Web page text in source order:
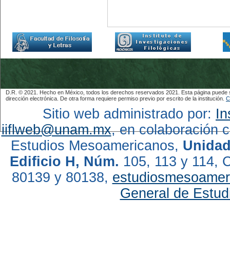
D.R. © 2021. Hecho en México, todos los derechos reservados 2021. Esta página
dirección electrónica. De otra forma requiere permiso previo por escrito de la institución.
Sitio web administrado por:
iiflweb@unam.mx, en colaboración
Estudios Mesoamericanos,
Edificio H, Núm. 105, 113 y 114,
80139 y 80138,
General de